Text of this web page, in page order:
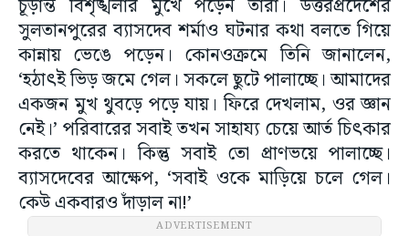
চূড়ান্ত বিশৃঙ্খলার মুখে পড়েন তাঁরা। উত্তরপ্রদেশের
সুলতানপুরের ব্যাসদেব শর্মাও ঘটনার কথা বলতে গিয়ে
কান্নায় ভেঙে পড়েন। কোনওক্রমে তিনি জানালেন,
‘হঠাৎই ভিড় জমে গেল। সকলে ছুটে পালাচ্ছে। আমাদের
একজন মুখ থুবড়ে পড়ে যায়। ফিরে দেখলাম, ওর জ্ঞান
নেই।’ পরিবারের সবাই তখন সাহায্য চেয়ে আর্ত চিৎকার
করতে থাকেন। কিন্তু সবাই তো প্রাণভয়ে পালাচ্ছে।
ব্যাসদেবের আক্ষেপ, ‘সবাই ওকে মাড়িয়ে চলে গেল।
কেউ একবারও দাঁড়াল না!’
ADVERTISEMENT